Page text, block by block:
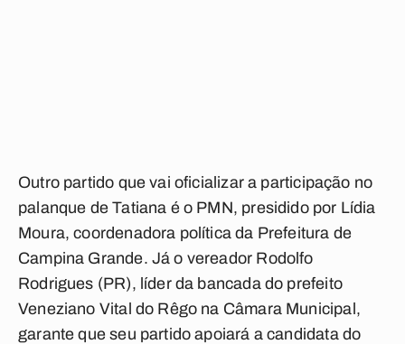
Outro partido que vai oficializar a participação no
palanque de Tatiana é o PMN, presidido por Lídia
Moura, coordenadora política da Prefeitura de
Campina Grande. Já o vereador Rodolfo
Rodrigues (PR), líder da bancada do prefeito
Veneziano Vital do Rêgo na Câmara Municipal,
garante que seu partido apoiará a candidata do